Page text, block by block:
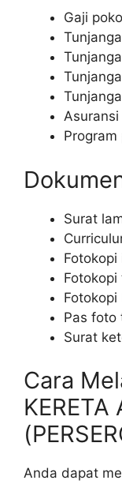
Gaji
Program
Surat
Fotokopi
Fotokopi
Fotokopi
Pas foto
Surat
Cara
KERETA
Anda dapat